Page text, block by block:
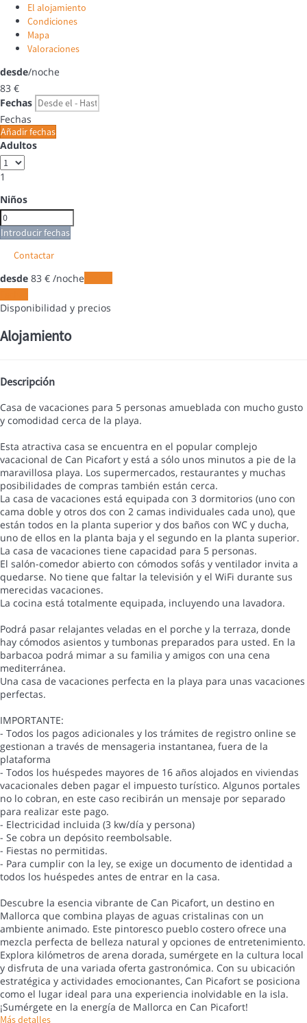
El alojamiento
Condiciones
Mapa
Valoraciones
desde/noche
83 €
Fechas
Fechas
Añadir fechas
Adultos
1
Niños
Introducir fechas
Contactar
desde 83 € /noche
Disponibilidad y precios
Alojamiento
Descripción
Casa de vacaciones para 5 personas amueblada con mucho gusto
y comodidad cerca de la playa.
Esta atractiva casa se encuentra en el popular complejo
vacacional de Can Picafort y está a sólo unos minutos a pie de la
maravillosa playa. Los supermercados, restaurantes y muchas
posibilidades de compras también están cerca.
La casa de vacaciones está equipada con 3 dormitorios (uno con
cama doble y otros dos con 2 camas individuales cada uno), que
están todos en la planta superior y dos baños con WC y ducha,
uno de ellos en la planta baja y el segundo en la planta superior.
La casa de vacaciones tiene capacidad para 5 personas.
El salón-comedor abierto con cómodos sofás y ventilador invita a
quedarse. No tiene que faltar la televisión y el WiFi durante sus
merecidas vacaciones.
La cocina está totalmente equipada, incluyendo una lavadora.
Podrá pasar relajantes veladas en el porche y la terraza, donde
hay cómodos asientos y tumbonas preparados para usted. En la
barbacoa podrá mimar a su familia y amigos con una cena
mediterránea.
Una casa de vacaciones perfecta en la playa para unas vacaciones
perfectas.
IMPORTANTE:
- Todos los pagos adicionales y los trámites de registro online se
gestionan a través de mensageria instantanea, fuera de la
plataforma
- Todos los huéspedes mayores de 16 años alojados en viviendas
vacacionales deben pagar el impuesto turístico. Algunos portales
no lo cobran, en este caso recibirán un mensaje por separado
para realizar este pago.
- Electricidad incluida (3 kw/día y persona)
- Se cobra un depósito reembolsable.
- Fiestas no permitidas.
- Para cumplir con la ley, se exige un documento de identidad a
todos los huéspedes antes de entrar en la casa.
Descubre la esencia vibrante de Can Picafort, un destino en
Mallorca que combina playas de aguas cristalinas con un
ambiente animado. Este pintoresco pueblo costero ofrece una
mezcla perfecta de belleza natural y opciones de entretenimiento.
Explora kilómetros de arena dorada, sumérgete en la cultura local
y disfruta de una variada oferta gastronómica. Con su ubicación
estratégica y actividades emocionantes, Can Picafort se posiciona
como el lugar ideal para una experiencia inolvidable en la isla.
¡Sumérgete en la energía de Mallorca en Can Picafort!
Más detalles